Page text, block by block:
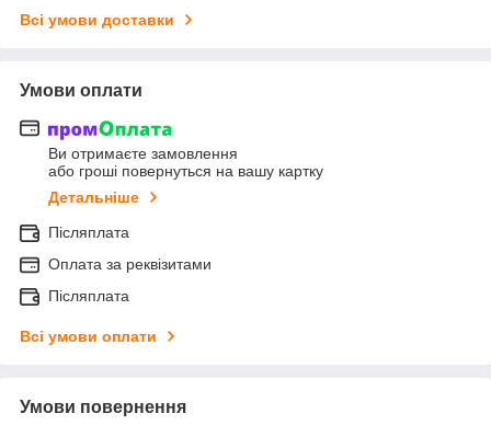
Всі умови доставки
Умови оплати
Ви отримаєте замовлення
або гроші повернуться на вашу картку
Детальніше
Післяплата
Оплата за реквізитами
Післяплата
Всі умови оплати
Умови повернення